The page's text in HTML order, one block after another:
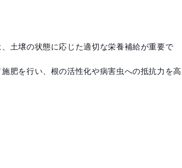
土壌の状態に応じた適切な栄養補給が重要で
肥を行い、根の活性化や病害虫への抵抗力を高